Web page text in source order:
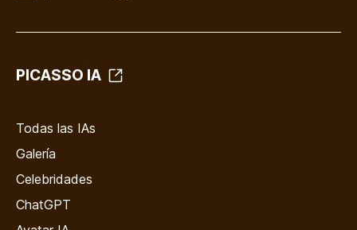
PICASSO IA
Todas las IAs
Galería
Celebridades
ChatGPT